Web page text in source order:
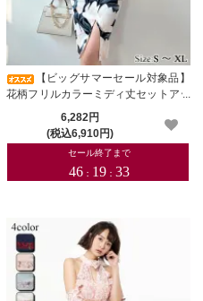
【ビッグサマーセール対象品】
花柄フリルカラーミディ丈セットアッ
プ(キャバドレス・CABARETDRESS)
6,282円
(税込6,910円)